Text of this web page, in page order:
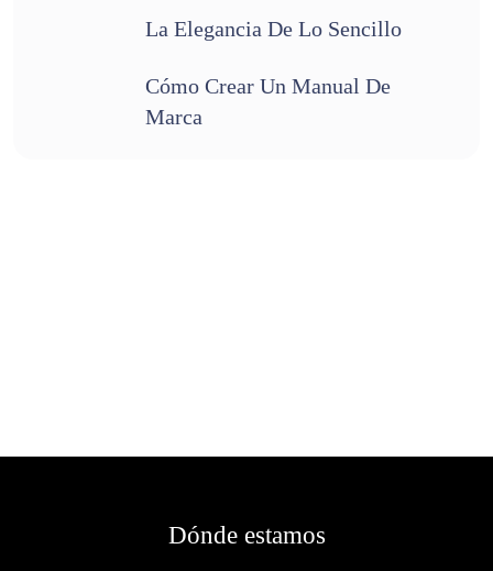
La Elegancia De Lo Sencillo
Cómo Crear Un Manual De
Marca
Dónde estamos